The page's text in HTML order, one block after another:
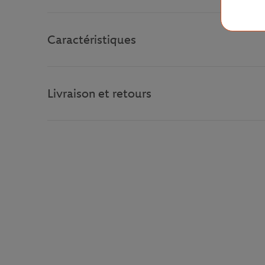
Caractéristiques
Livraison et retours